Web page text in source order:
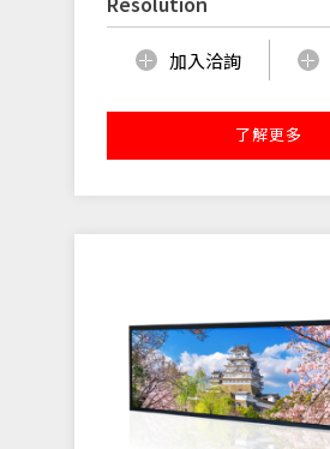
加入洽詢
了解更多